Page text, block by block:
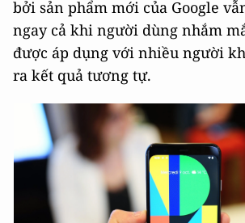
bởi sản phẩm mới của Google
ngay cả khi người dùng nhắm
được áp dụng với nhiều người
ra kết quả tương tự.